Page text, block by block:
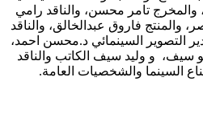
والمخرج تامر محسن، والناقد رامي
والمنتج فاروق عبدالخالق، والناقد
التصوير السينمائي د.محسن احمد،
سيف، و وليد سيف الكاتب والناقد
السينما والشخصيات العامة.